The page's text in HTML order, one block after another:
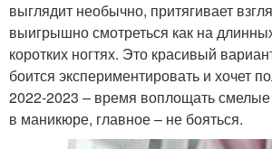
выглядит необычно, притягивает
выигрышно смотреться как на
коротких ногтях. Это красивый
боится экспериментировать и хочет
2022-2023 – время воплощать
в маникюре, главное – не бояться.